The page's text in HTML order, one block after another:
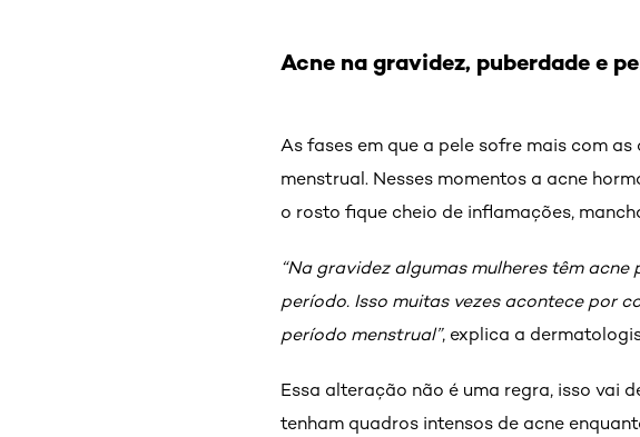
Acne na gravidez, puberdade e
As fases em que a pele sofre mais com
menstrual. Nesses momentos a acne
o rosto fique cheio de inflamações,
“Na gravidez algumas mulheres têm
período. Isso muitas vezes acontece por
período menstrual”, explica a
Essa alteração não é uma regra, isso vai
tenham quadros intensos de acne